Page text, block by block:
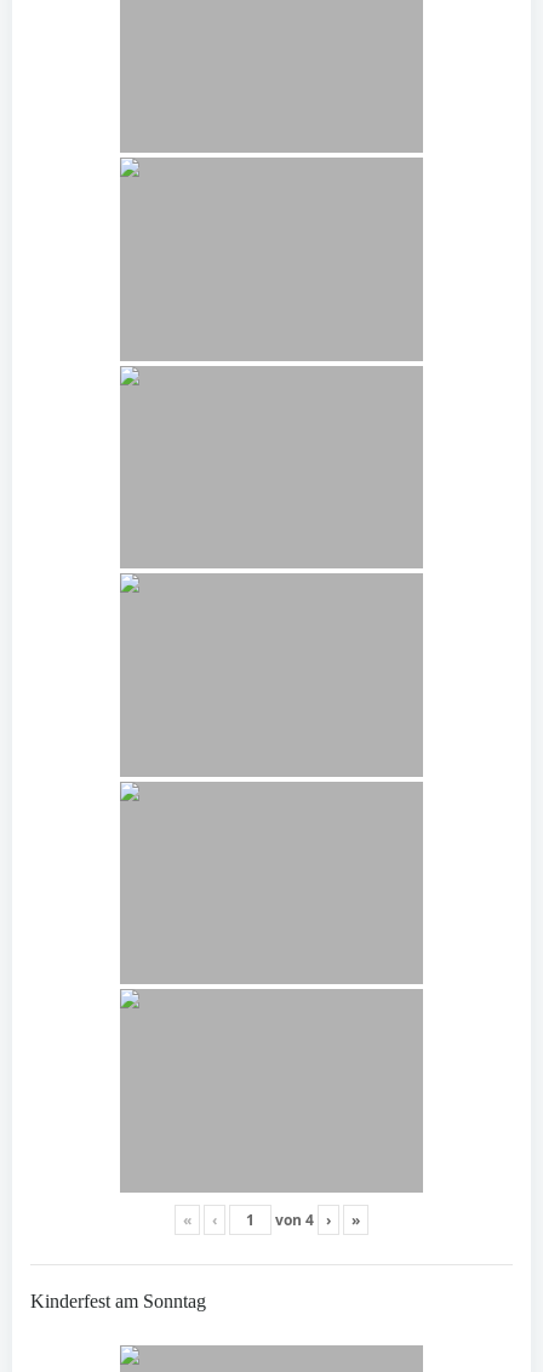
« ‹ von 4 › »
Kinderfest am Sonntag